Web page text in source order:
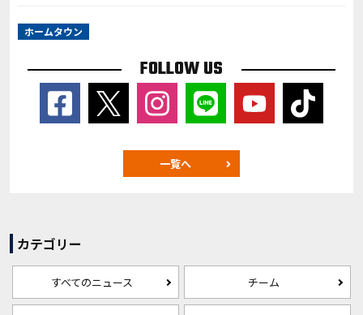
ホームタウン
FOLLOW US
一覧へ
カテゴリー
すべてのニュース チーム